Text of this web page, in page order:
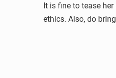
It is fine to tease
ethics. Also, do